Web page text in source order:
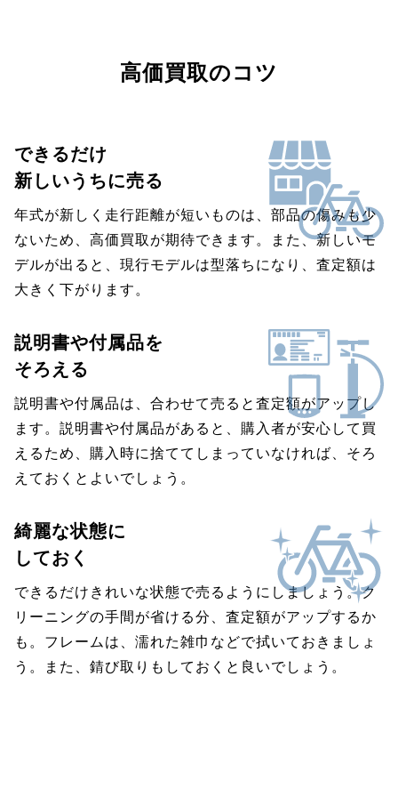
高価買取のコツ
できるだけ
新しいうちに売る
年式が新しく走行距離が短いものは、部品の傷みも少
ないため、高価買取が期待できます。また、新しいモ
デルが出ると、現行モデルは型落ちになり、査定額は
大きく下がります。
説明書や付属品を
そろえる
説明書や付属品は、合わせて売ると査定額がアップし
ます。説明書や付属品があると、購入者が安心して買
えるため、購入時に捨ててしまっていなければ、そろ
えておくとよいでしょう。
綺麗な状態に
しておく
できるだけきれいな状態で売るようにしましょう。ク
リーニングの手間が省ける分、査定額がアップするか
も。フレームは、濡れた雑巾などで拭いておきましょ
う。また、錆び取りもしておくと良いでしょう。